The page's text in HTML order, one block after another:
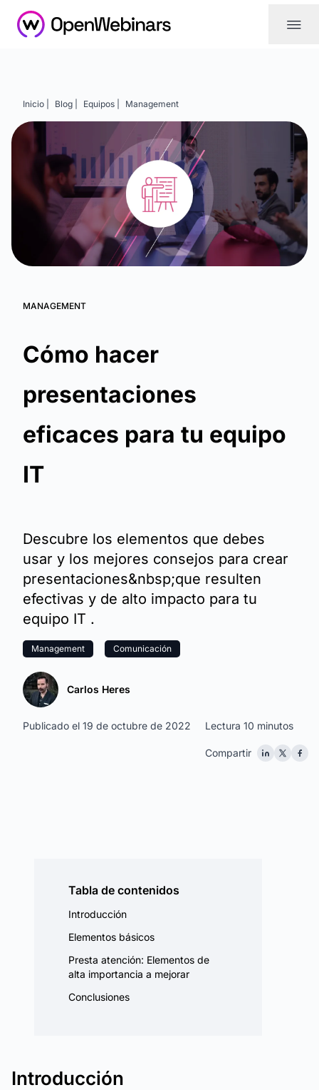
|||
Inicio | Blog | Equipos | Management
MANAGEMENT
Cómo hacer
presentaciones
eficaces para tu equipo
IT
Descubre los elementos que debes
usar y los mejores consejos para crear
presentaciones&nbsp;que resulten
efectivas y de alto impacto para tu
equipo IT .
Management Comunicación
Carlos Heres
Lectura 10 minutos
Publicado el 19 de octubre de 2022
Compartir
Tabla de contenidos
Introducción
Elementos básicos
Presta atención: Elementos de
alta importancia a mejorar
Conclusiones
Introducción